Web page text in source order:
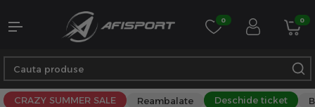
0 0
CRAZY SUMMER SALE Reambalate Deschide ticket